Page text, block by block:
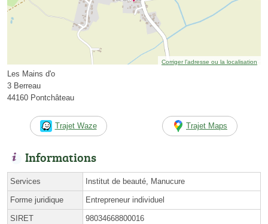
Corriger l’adresse ou la localisation
Les Mains d'o
3 Berreau
44160 Pontchâteau
Trajet Waze Trajet Maps
Informations
Services Institut de beauté, Manucure
Forme juridique Entrepreneur individuel
SIRET 98034668800016